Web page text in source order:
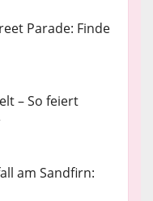
Parade: Finde
– So feiert
am Sandfirn: